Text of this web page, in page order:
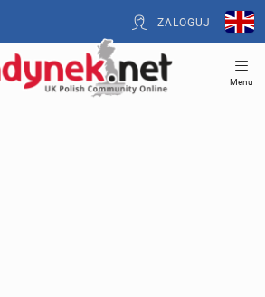
ZALOGUJ
Menu